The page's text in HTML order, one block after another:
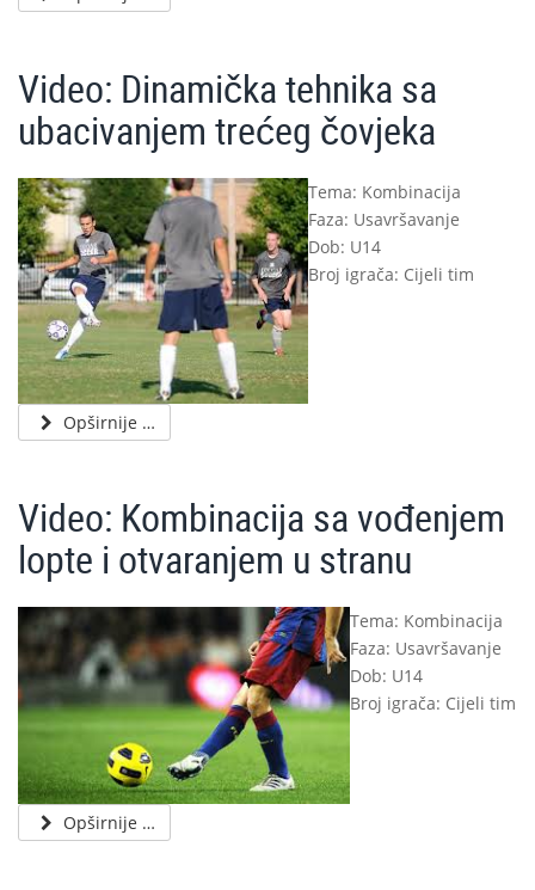
Video: Dinamička tehnika sa
ubacivanjem trećeg čovjeka
Tema: Kombinacija
Faza: Usavršavanje
Dob: U14
Broj igrača: Cijeli tim
Opširnije …
Video: Kombinacija sa vođenjem
lopte i otvaranjem u stranu
Tema: Kombinacija
Faza: Usavršavanje
Dob: U14
Broj igrača: Cijeli tim
Opširnije …